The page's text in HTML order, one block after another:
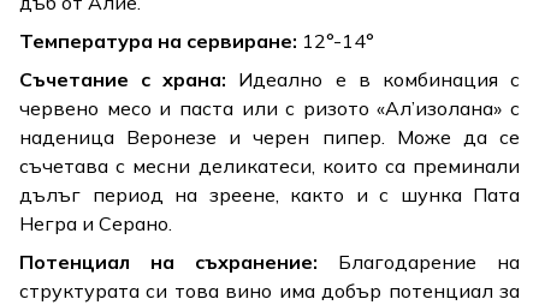
Температура на сервиране: 12°-14°
Съчетание с храна: Идеално е в комбинация с
червено месо и паста или с ризото «Ал’изолана» с
наденица Веронезе и черен пипер. Може да се
съчетава с месни деликатеси, които са преминали
дълъг период на зреене, както и с шунка Пата
Негра и Серано.
Потенциал на съхранение: Благодарение на
структурата си това вино има добър потенциал за